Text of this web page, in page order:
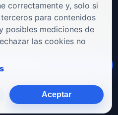
o promotor? Envíanos tus
o propuestas musicales.
· Entrevistas · Música
correctamente y, solo si
para contenidos
posibles mediciones de
las cookies no
Aceptar